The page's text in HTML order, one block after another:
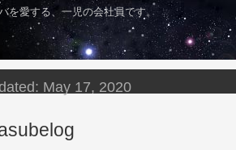
を愛する、一児の会社員です。
May 17, 2020